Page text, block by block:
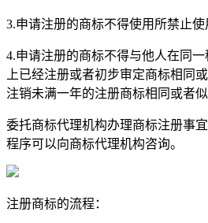
3.申请注册的商标不得使用所禁止使
4.申请注册的商标不得与他人在同
上已经注册或者初步审定商标相同
注销未满一年的注册商标相同或者
委托商标代理机构办理商标注册事
程序可以向商标代理机构咨询。
注册商标的流程：